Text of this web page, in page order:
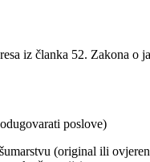
iz članka 52. Zakona
poslove)
(original ili